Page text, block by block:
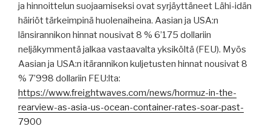
ja hinnoittelun suojaamiseksi ovat syrjäyttäneet Lähi-idän
häiriöt tärkeimpinä huolenaiheina. Aasian ja USA:n
länsirannikon hinnat nousivat 8 % 6’175 dollariin
neljäkymmentä jalkaa vastaavalta yksiköltä (FEU). Myös
Aasian ja USA:n itärannikon kuljetusten hinnat nousivat 8
% 7’998 dollariin FEU:lta:
https://www.freightwaves.com/news/hormuz-in-the-
rearview-as-asia-us-ocean-container-rates-soar-past-
7900